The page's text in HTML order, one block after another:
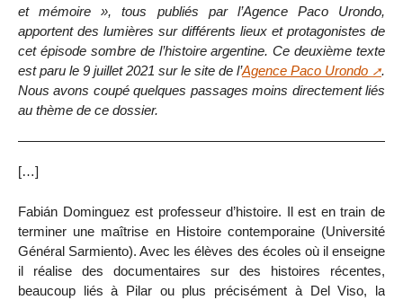
et mémoire », tous publiés par l’Agence Paco Urondo,
apportent des lumières sur différents lieux et protagonistes de
cet épisode sombre de l’histoire argentine. Ce deuxième texte
est paru le 9 juillet 2021 sur le site de l’Agence Paco Urondo
.
Nous avons coupé quelques passages moins directement liés
au thème de ce dossier.
[…]
Fabián Dominguez est professeur d’histoire. Il est en train de
terminer une maîtrise en Histoire contemporaine (Université
Général Sarmiento). Avec les élèves des écoles où il enseigne
il réalise des documentaires sur des histoires récentes,
beaucoup liés à Pilar ou plus précisément à Del Viso, la